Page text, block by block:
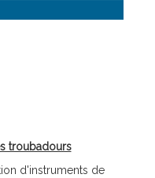
troubadours
d'instruments de